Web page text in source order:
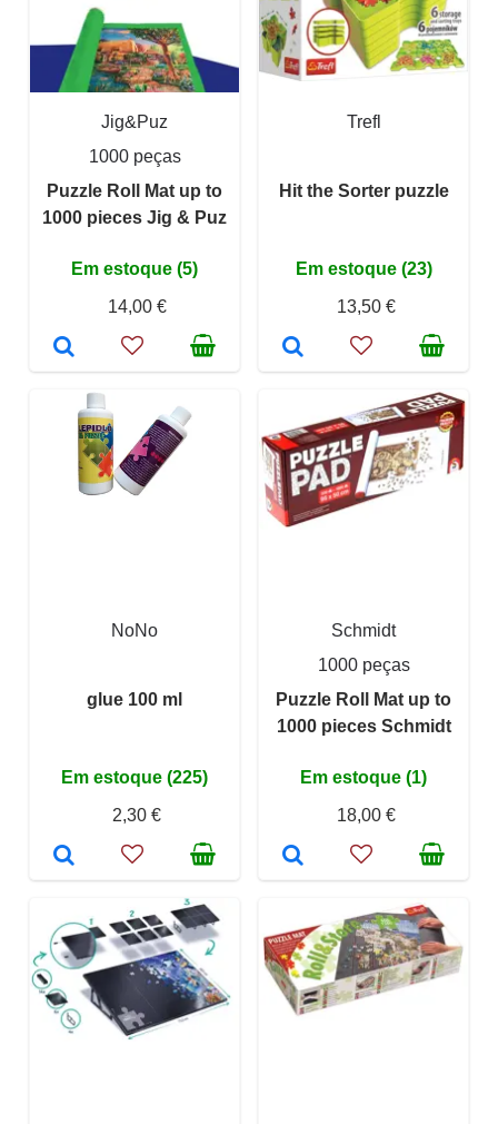
Jig&Puz
1000 peças
Puzzle Roll Mat up to
1000 pieces Jig & Puz
Em estoque (5)
14,00 €
Trefl
Hit the Sorter puzzle
Em estoque (23)
13,50 €
NoNo
glue 100 ml
Em estoque (225)
2,30 €
Schmidt
1000 peças
Puzzle Roll Mat up to
1000 pieces Schmidt
Em estoque (1)
18,00 €